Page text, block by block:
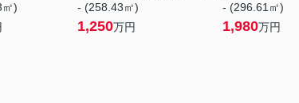
)
- (258.43㎡)
1,250万円
- (296.61㎡)
1,980万円